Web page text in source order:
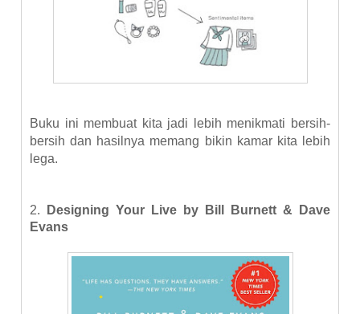
Buku ini membuat kita jadi lebih menikmati bersih-
bersih dan hasilnya memang bikin kamar kita lebih
lega.
2. Designing Your Live by Bill Burnett & Dave
Evans